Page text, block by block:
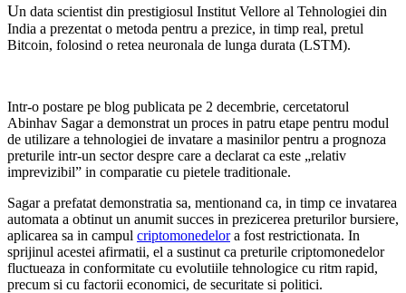
Un data scientist din prestigiosul Institut Vellore al Tehnologiei din
India a prezentat o metoda pentru a prezice, in timp real, pretul
Bitcoin, folosind o retea neuronala de lunga durata (LSTM).
Intr-o postare pe blog publicata pe 2 decembrie, cercetatorul
Abinhav Sagar a demonstrat un proces in patru etape pentru modul
de utilizare a tehnologiei de invatare a masinilor pentru a prognoza
preturile intr-un sector despre care a declarat ca este „relativ
imprevizibil” in comparatie cu pietele traditionale.
Sagar a prefatat demonstratia sa, mentionand ca, in timp ce invatarea
automata a obtinut un anumit succes in prezicerea preturilor bursiere,
aplicarea sa in campul criptomonedelora fost restrictionata. In
sprijinul acestei afirmatii, el a sustinut ca preturile criptomonedelor
fluctueaza in conformitate cu evolutiile tehnologice cu ritm rapid,
precum si cu factorii economici, de securitate si politici.